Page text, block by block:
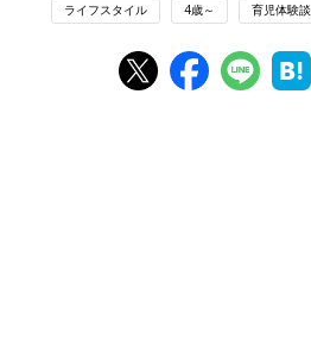
ライフスタイル 4歳～ 育児体験談